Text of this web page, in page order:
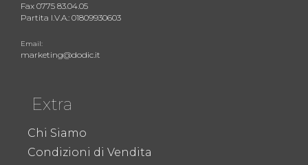
Fax 0775 83.04.05
Partita I.V.A.: 01809930603
Email:
marketing@dodic.it
Extra
Chi Siamo
Condizioni di Vendita